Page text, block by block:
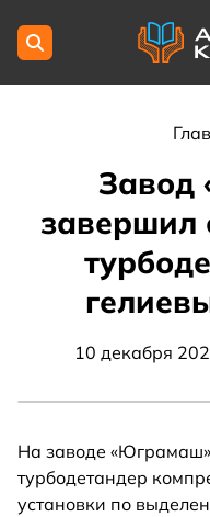
Завод
завершил
10 декабря
На заводе
турбодетандер
установки по